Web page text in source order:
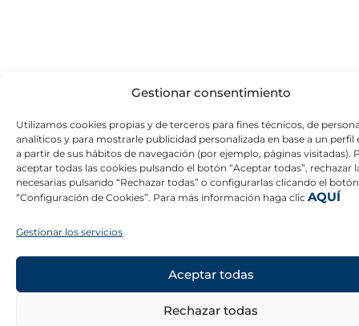
Gestionar consentimiento
Utilizamos cookies propias y de terceros para fines técnicos, de
analíticos y para mostrarle publicidad personalizada en base a un perfil
a partir de sus hábitos de navegación (por ejemplo, páginas visitadas).
aceptar todas las cookies pulsando el botón “Aceptar todas”, rechazar
necesarias pulsando “Rechazar todas” o configurarlas clicando el botón
“Configuración de Cookies”. Para más información haga clic AQUÍ
Gestionar los servicios
Aceptar todas
Rechazar todas